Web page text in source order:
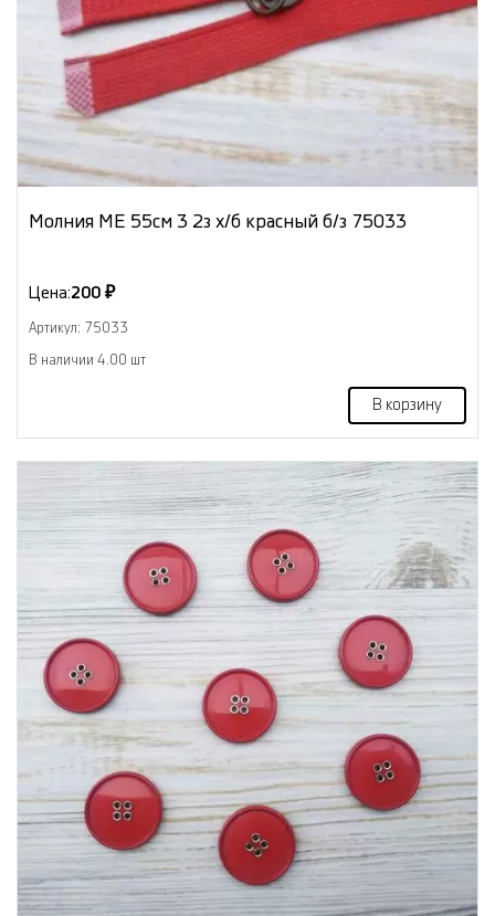
Молния МЕ 55см 3 2з х/б красный б/з 75033
Цена:200 ₽
Артикул: 75033
В наличии 4.00 шт
В корзину